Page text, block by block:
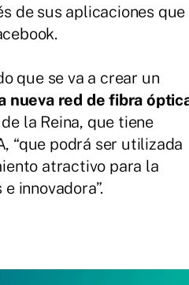
de sus aplicaciones que
que se va a crear un
nueva red de fibra
la Reina, que tiene
“que podrá ser utilizada
atractivo para la
innovadora”.